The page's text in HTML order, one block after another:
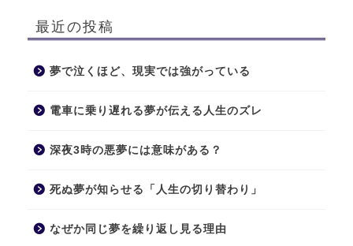
最近の投稿
夢で泣くほど、現実では強がっている
電車に乗り遅れる夢が伝える人生のズレ
深夜3時の悪夢には意味がある？
死ぬ夢が知らせる「人生の切り替わり」
なぜか同じ夢を繰り返し見る理由